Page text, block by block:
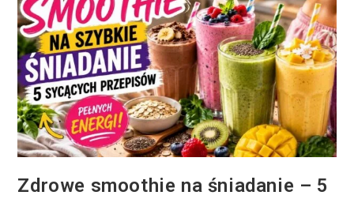
Zdrowe smoothie na śniadanie – 5